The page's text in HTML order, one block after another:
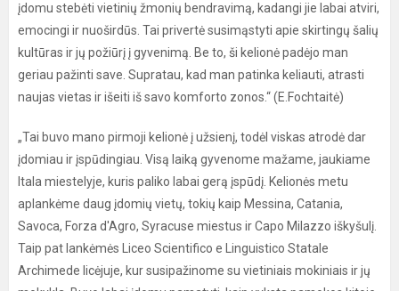
įdomu stebėti vietinių žmonių bendravimą, kadangi jie labai atviri,
emocingi ir nuoširdūs. Tai privertė susimąstyti apie skirtingų šalių
kultūras ir jų požiūrį į gyvenimą. Be to, ši kelionė padėjo man
geriau pažinti save. Supratau, kad man patinka keliauti, atrasti
naujas vietas ir išeiti iš savo komforto zonos.“ (E.Fochtaitė)
„Tai buvo mano pirmoji kelionė į užsienį, todėl viskas atrodė dar
įdomiau ir įspūdingiau. Visą laiką gyvenome mažame, jaukiame
Itala miestelyje, kuris paliko labai gerą įspūdį. Kelionės metu
aplankėme daug įdomių vietų, tokių kaip Messina, Catania,
Savoca, Forza d'Agro, Syracuse miestus ir Capo Milazzo iškyšulį.
Taip pat lankėmės Liceo Scientifico e Linguistico Statale
Archimede licėjuje, kur susipažinome su vietiniais mokiniais ir jų